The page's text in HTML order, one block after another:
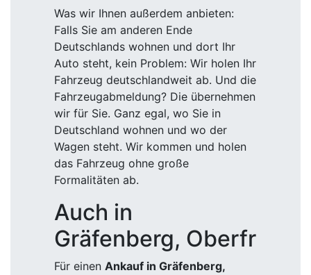
Was wir Ihnen außerdem anbieten:
Falls Sie am anderen Ende
Deutschlands wohnen und dort Ihr
Auto steht, kein Problem: Wir holen Ihr
Fahrzeug deutschlandweit ab. Und die
Fahrzeugabmeldung? Die übernehmen
wir für Sie. Ganz egal, wo Sie in
Deutschland wohnen und wo der
Wagen steht. Wir kommen und holen
das Fahrzeug ohne große
Formalitäten ab.
Auch in
Gräfenberg, Oberfr
Für einen Ankauf in Gräfenberg,